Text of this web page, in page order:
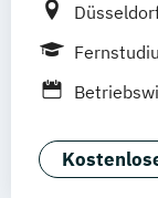
Hamburg
Frankfurt